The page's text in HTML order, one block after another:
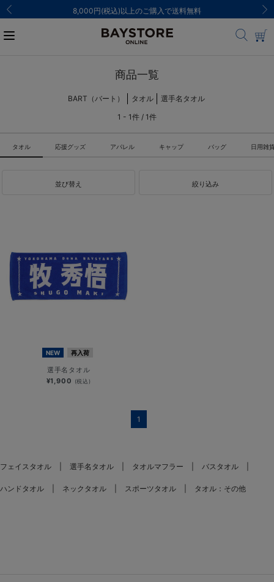
ご注文集中による発送についてのお知らせ
商品一覧
BART（バート） タオル
選手名タオル
1 - 1件 / 1件
タオル 応援グッズ アパレル キャップ バッグ 日用雑
並び替え 絞り込み
NEW 再入荷
選手名タオル
¥1,900 (税込)
1
フェイスタオル 選手名タオル タオルマフラー バスタオル
ハンドタオル ネックタオル スポーツタオル タオル：その他